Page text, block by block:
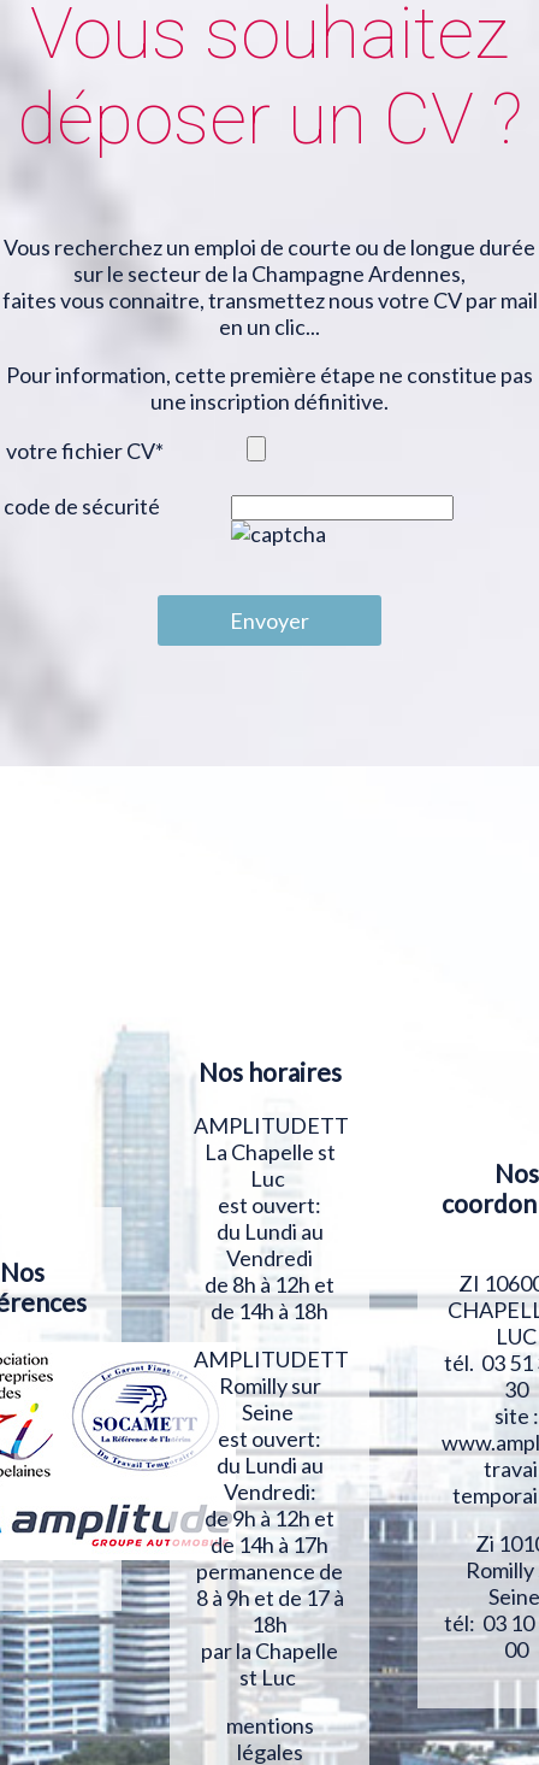
Vous souhaitez
déposer un CV ?
Vous recherchez un emploi de courte ou de longue durée
sur le secteur de la Champagne Ardennes,
faites vous connaitre, transmettez nous votre CV par mail
en un clic...
Pour information, cette première étape ne constitue pas
une inscription définitive.
votre fichier CV*
code de sécurité
Envoyer
Nos
Nos horaires
AMPLITUDETT
La Chapelle st
Luc
est ouvert:
du Lundi au
Vendredi
de 8h à 12h et
de 14h à 18h
AMPLITUDETT
Romilly sur
Seine
est ouvert:
du Lundi au
Vendredi:
de 9h à 12h et
de 14h à 17h
permanence de
8 à 9h et de 17 à
18h
par la Chapelle
st Luc
mentions
légales
Nos
ZI
LUC
tél. 03 51
30
site :
Zi
tél: 03 10
00